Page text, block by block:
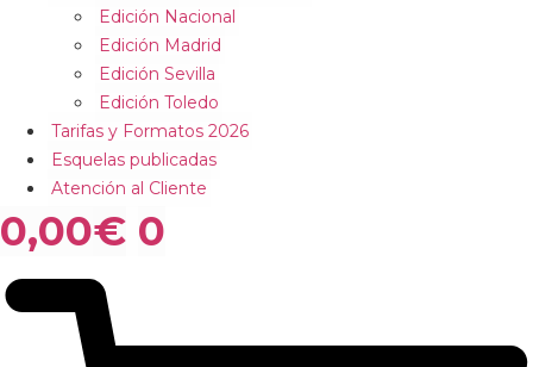
Edición Nacional
Edición Madrid
Edición Sevilla
Edición Toledo
Tarifas y Formatos 2026
Esquelas publicadas
Atención al Cliente
0,00€ 0